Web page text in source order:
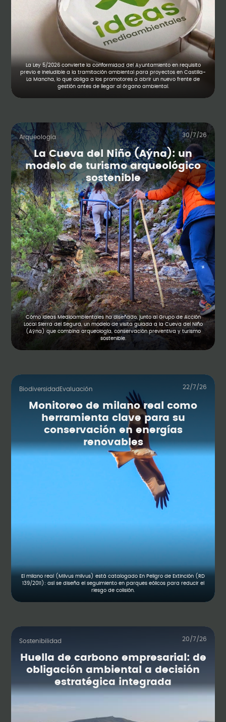
La Ley 5/2026 convierte la conformidad del Ayuntamiento en requisito
previo e ineludible a la tramitación ambiental para proyectos en Castilla-
La Mancha, lo que obliga a los promotores a abrir un nuevo frente de
gestión antes de llegar al órgano ambiental.
Arqueología 30/7/26
La Cueva del Niño (Aýna): un
modelo de turismo arqueológico
sostenible
Cómo Ideas Medioambientales ha diseñado, junto al Grupo de Acción
Local Sierra del Segura, un modelo de visita guiada a la Cueva del Niño
(Aýna) que combina arqueología, conservación preventiva y turismo
sostenible.
Biodiversidad Evaluación 22/7/26
Monitoreo de milano real como
herramienta clave para su
conservación en energías
renovables
El milano real (Milvus milvus) está catalogado En Peligro de Extinción (RD
139/2011): así se diseña el seguimiento en parques eólicos para reducir el
riesgo de colisión.
Sostenibilidad 20/7/26
Huella de carbono empresarial: de
obligación ambiental a decisión
estratégica integrada